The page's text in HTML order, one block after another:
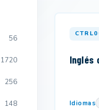
56
1720
256
148
Inglés
Idiomas